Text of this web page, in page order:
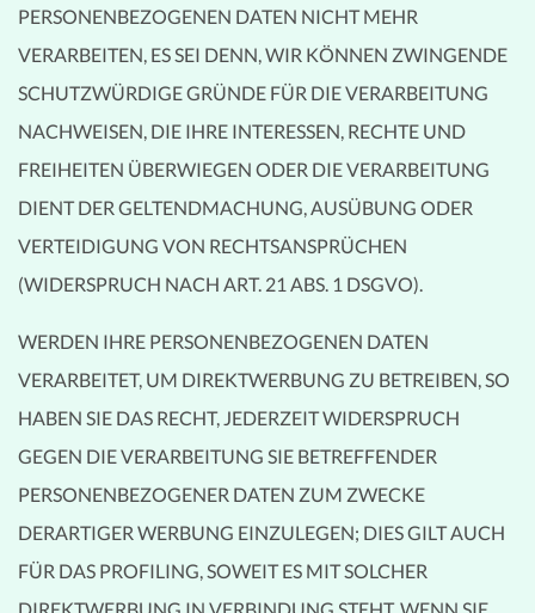
PERSONENBEZOGENEN DATEN NICHT MEHR
VERARBEITEN, ES SEI DENN, WIR KÖNNEN ZWINGENDE
SCHUTZWÜRDIGE GRÜNDE FÜR DIE VERARBEITUNG
NACHWEISEN, DIE IHRE INTERESSEN, RECHTE UND
FREIHEITEN ÜBERWIEGEN ODER DIE VERARBEITUNG
DIENT DER GELTENDMACHUNG, AUSÜBUNG ODER
VERTEIDIGUNG VON RECHTSANSPRÜCHEN
(WIDERSPRUCH NACH ART. 21 ABS. 1 DSGVO).
WERDEN IHRE PERSONENBEZOGENEN DATEN
VERARBEITET, UM DIREKTWERBUNG ZU BETREIBEN, SO
HABEN SIE DAS RECHT, JEDERZEIT WIDERSPRUCH
GEGEN DIE VERARBEITUNG SIE BETREFFENDER
PERSONENBEZOGENER DATEN ZUM ZWECKE
DERARTIGER WERBUNG EINZULEGEN; DIES GILT AUCH
FÜR DAS PROFILING, SOWEIT ES MIT SOLCHER